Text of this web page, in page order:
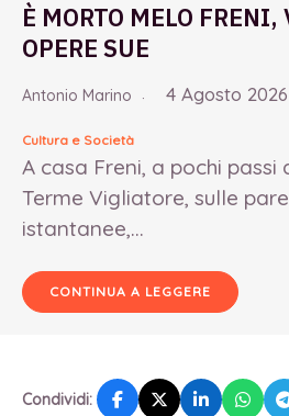
È MORTO MELO FRENI,
OPERE SUE
Antonio Marino 4 Agosto 2026
Cultura e Società
A casa Freni, a pochi
Terme Vigliatore, sulle
istantanee,...
CONTINUA A LEGGERE
Condividi: